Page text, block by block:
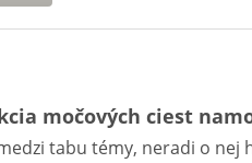
močových ciest
tabu témy, neradi o nej